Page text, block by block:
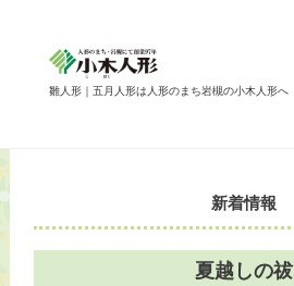
雛人形｜五月人形は人形のまち岩槻の小木人形へ
新着情報
夏越しの祓